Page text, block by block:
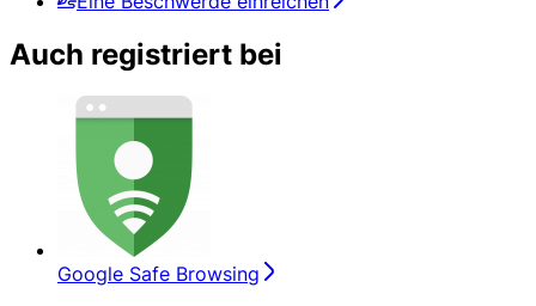
Auch registriert bei
Google Safe Browsing